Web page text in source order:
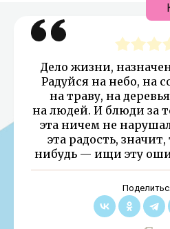
Дело жизни,
Радуйся на небо, на
на траву, на
на людей. И блюди за
эта ничем не
эта радость,
нибудь — ищи эту